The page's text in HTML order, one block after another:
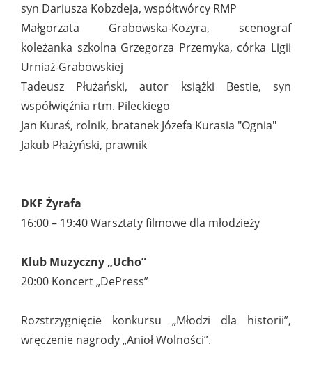
syn Dariusza Kobzdeja, współtwórcy RMP
Małgorzata Grabowska-Kozyra, scenograf
koleżanka szkolna Grzegorza Przemyka, córka Ligii
Urniaż-Grabowskiej
Tadeusz Płużański, autor książki Bestie, syn
współwięźnia rtm. Pileckiego
Jan Kuraś, rolnik, bratanek Józefa Kurasia "Ognia"
Jakub Płażyński, prawnik
DKF Żyrafa
16:00 – 19:40 Warsztaty filmowe dla młodzieży
Klub Muzyczny „Ucho”
20:00 Koncert „DePress”
Rozstrzygnięcie konkursu „Młodzi dla historii”,
wręczenie nagrody „Anioł Wolności”.